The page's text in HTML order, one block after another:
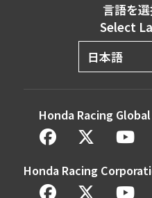
言語を
Select
Honda Racing Global
Honda Racing